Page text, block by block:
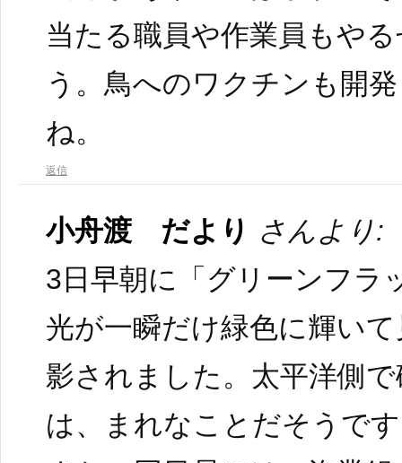
当たる職員や作業員もや
う。鳥へのワクチンも開
ね。
返信
小舟渡 だより さんより:
3日早朝に「グリーンフラ
光が一瞬だけ緑色に輝い
影されました。太平洋側
は、まれなことだそうで